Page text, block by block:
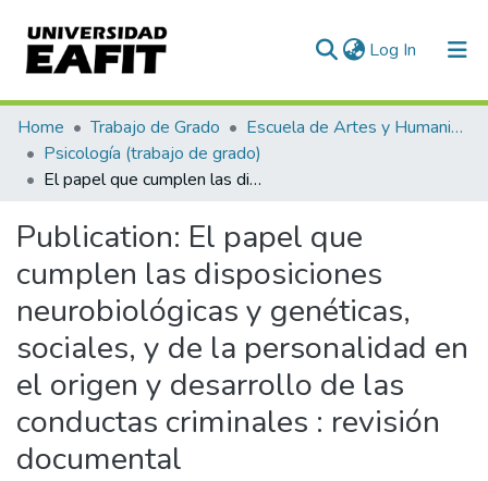
Log In (current)
Communities & Collections
All of DSpace
Home Trabajo de Grado
Escuela de Artes y Humanidades
Psicología (trabajo de grado)
El papel que cumplen las disposiciones neurobiológicas y genéticas, sociales, y de la personalidad en el origen y desarrollo de las conductas criminales : revisión documental
Publication: El papel que
cumplen las disposiciones
neurobiológicas y genéticas,
sociales, y de la personalidad en
el origen y desarrollo de las
conductas criminales : revisión
documental